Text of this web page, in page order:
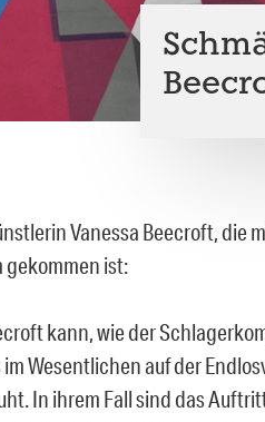
Vanessa Beecroft, die
gekommen ist:
kann, wie der
Wesentlichen auf der
In ihrem Fall sind das